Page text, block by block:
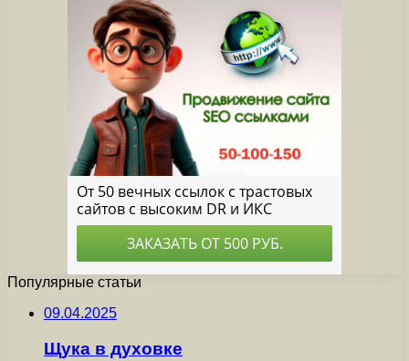
Популярные статьи
09.04.2025
Щука в духовке